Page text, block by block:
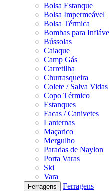
Bolsa Estanque
Bolsa Impermeável
Bolsa Térmica
Bombas para
Bússolas
Caiaque
Camp Gás
Carretilha
Churrasqueira
Colete / Salva Vidas
Copo Térmico
Estanques
Facas / Canivetes
Lanternas
Maçarico
Mergulho
Paradas de Naylon
Porta Varas
Ski
Vara
Ferragens
Ferragens